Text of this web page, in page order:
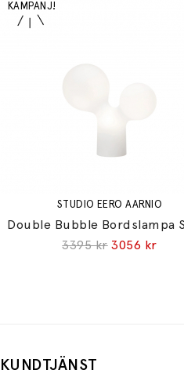
STUDIO EERO AARNIO
Double Bubble Bordslampa
3395 kr 3056 kr
KUNDTJÄNST